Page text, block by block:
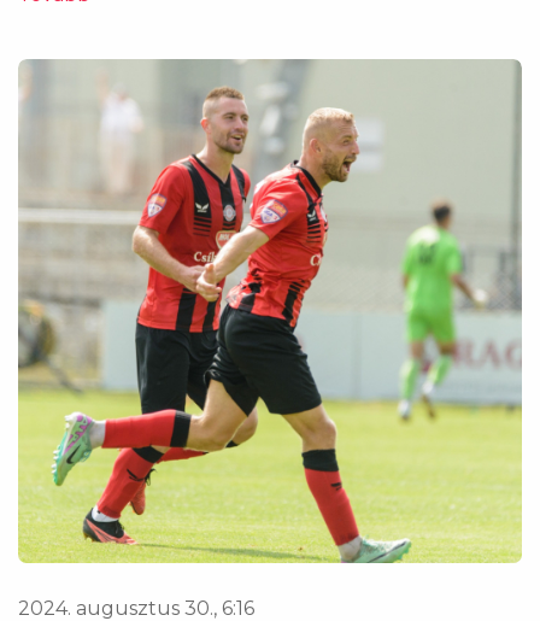
2024. augusztus 30., 6:16